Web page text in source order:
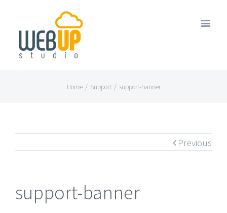
Home / Support / support-banner
Previous
support-banner